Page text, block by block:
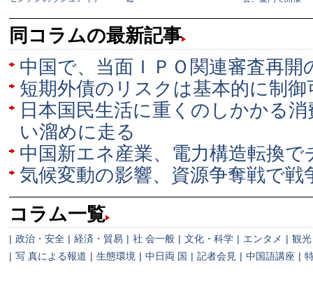
同コラムの最新記事
中国で、当面ＩＰＯ関連審査再開
短期外債のリスクは基本的に制御
日本国民生活に重くのしかかる
い溜めに走る
中国新エネ産業、電力構造転換
気候変動の影響、資源争奪戦で戦
コラム一覧
| 政治・安全 | 経済・貿易 | 社 会一般 | 文化・科学 | エンタメ | 観光
| 写 真による報道 | 生態環境 | 中日両 国 | 記者会見 | 中国語講座 |